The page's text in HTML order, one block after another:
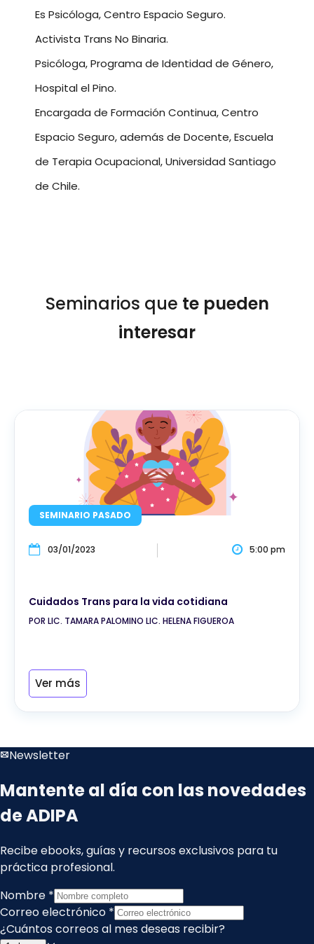
Es Psicóloga, Centro Espacio Seguro.
Activista Trans No Binaria.
Psicóloga, Programa de Identidad de Género,
Hospital el Pino.
Encargada de Formación Continua, Centro
Espacio Seguro, además de Docente, Escuela
de Terapia Ocupacional, Universidad Santiago
de Chile.
Seminarios que te pueden
interesar
SEMINARIO PASADO
03/01/2023 5:00 pm
Cuidados Trans para la vida cotidiana
POR LIC. TAMARA PALOMINO LIC. HELENA FIGUEROA
Ver más